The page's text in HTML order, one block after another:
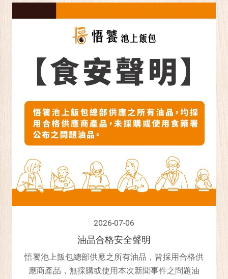
2026-07-06
油品合格安全聲明
悟饕池上飯包總部供應之所有油品，皆採用合格供
應商產品，無採購或使用本次新聞事件之問題油